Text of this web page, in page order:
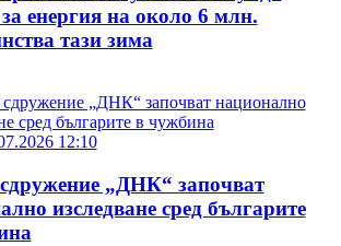
енергия на около 6 млн.
тази зима
12:10
„ДНК“ започват
изследване сред българите